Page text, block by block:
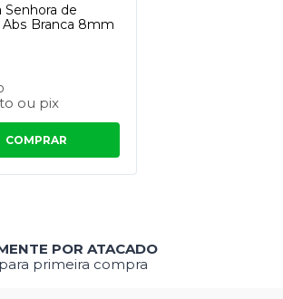
de
Abs Branca 8mm
ou pix
COMPRAR
POR ATACADO
primeira compra